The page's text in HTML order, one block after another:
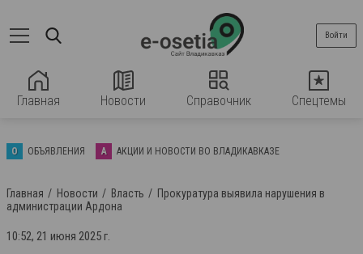
Главная Новости Справочник Спецтемы
Войти
О ОБЪЯВЛЕНИЯ А АКЦИИ И НОВОСТИ ВО ВЛАДИКАВКАЗЕ
Главная Новости Власть
Прокуратура выявила нарушения в
администрации Ардона
10:52, 21 июня 2025 г.